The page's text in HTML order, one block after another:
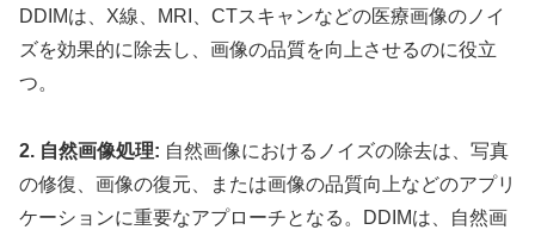
DDIMは、X線、MRI、CTスキャンなどの医療画像のノイ
ズを効果的に除去し、画像の品質を向上させるのに役立
つ。
2. 自然画像処理: 自然画像におけるノイズの除去は、写真
の修復、画像の復元、または画像の品質向上などのアプリ
ケーションに重要なアプローチとなる。DDIMは、自然画